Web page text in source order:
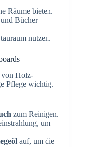
Räume bieten.
Bücher
nutzen.
von Holz-
Pflege wichtig.
zum Reinigen.
um
auf, um die